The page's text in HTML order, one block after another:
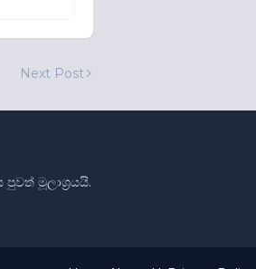
Next Post
මූලාශ්‍රයයි.